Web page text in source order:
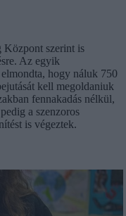
Központ szerint is
Az egyik
hogy náluk 750
kell megoldaniuk
fennakadás nélkül,
a szenzoros
is végeztek.